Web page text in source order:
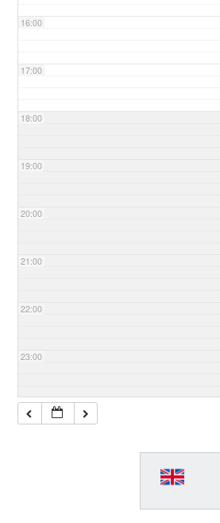
16:00
17:00
18:00
19:00
20:00
21:00
22:00
23:00